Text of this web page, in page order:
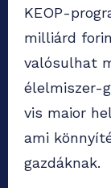
KEOP-
milliárd
valósulhat
élelmiszer-
vis maior
ami
gazdáknak.